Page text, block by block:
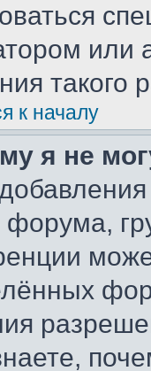
или
такого
к началу
я не
форума,